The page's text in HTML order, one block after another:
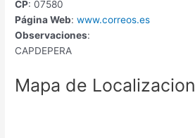
CP: 07580
Página Web: www.correos.es
Observaciones:
CAPDEPERA
Mapa de Localizacion